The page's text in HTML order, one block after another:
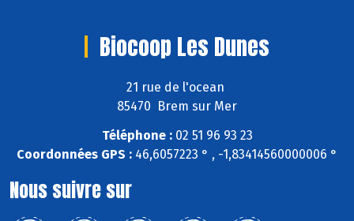
Biocoop Les Dunes
21 rue de l'ocean
85470 Brem sur Mer
Téléphone :02 51 96 93 23
Coordonnées GPS : 46,6057223 ° , -1,83414560000006 °
Nous suivre sur